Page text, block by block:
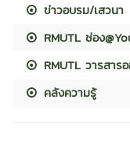
ข่าวอบรม/เสวนา
RMUTL ช่อง
RMUTL วารสาร
คลังความรู้